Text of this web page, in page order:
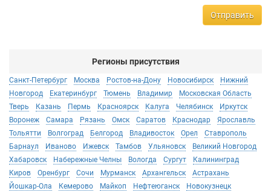
Отправить
Регионы присутствия
Санкт-Петербург Москва Ростов-на-Дону Новосибирск
Нижний
Новгород
Екатеринбург Тюмень Владимир
Московская Область
Тверь
Казань Пермь Красноярск Калуга Челябинск
Иркутск
Воронеж
Самара Рязань Омск Саратов Краснодар
Ярославль
Тольятти
Волгоград Белгород Владивосток Орел
Ставрополь
Барнаул
Иваново Ижевск Тамбов Ульяновск
Великий Новгород
Хабаровск
Набережные Челны Вологда Сургут
Калининград
Киров
Оренбург Сочи Мурманск Архангельск
Астрахань
Йошкар-Ола
Кемерово Майкоп Нефтеюганск
Новокузнецк